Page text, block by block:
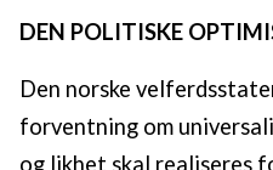
DEN POLITISKE
Den norske
forventning om
og likhet skal realiseres